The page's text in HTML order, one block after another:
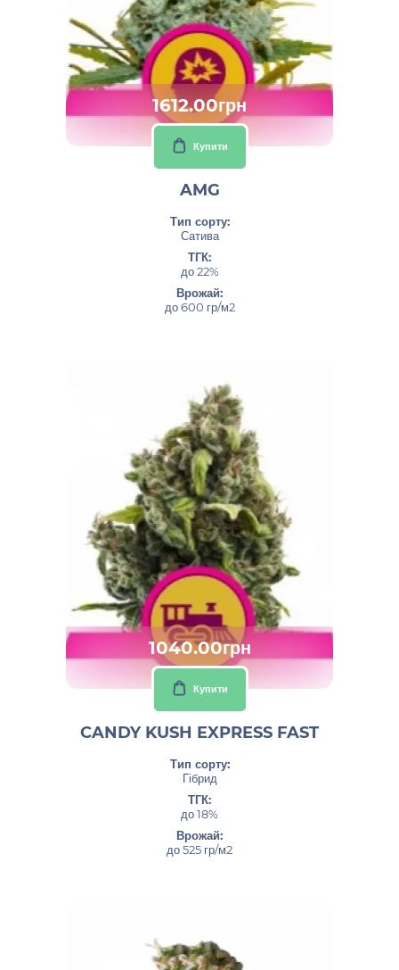
1612.00грн
Купити
AMG
Тип сорту:
Сатива
ТГК:
до 22%
Врожай:
до 600 гр/м2
1040.00грн
Купити
CANDY KUSH EXPRESS FAST
Тип сорту:
Гібрид
ТГК:
до 18%
Врожай:
до 525 гр/м2